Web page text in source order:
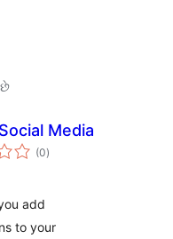
છે
Media
(0કુલ
રેટિંગ્સ
)
add
to your